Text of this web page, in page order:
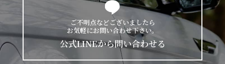
ご不明点などございましたら
お気軽にお問い合わせ下さい。
公式LINEから問い合わせる